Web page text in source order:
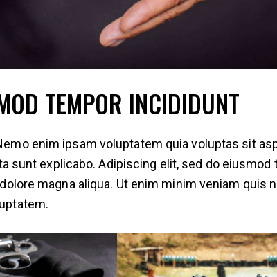
TEMPOR INCIDIDUNT
enim ipsam voluptatem quia voluptas sit
sunt explicabo. Adipiscing elit, sed do eiusmod
magna aliqua. Ut enim minim veniam quis